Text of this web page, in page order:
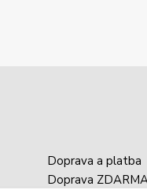
Doprava a platba
Doprava